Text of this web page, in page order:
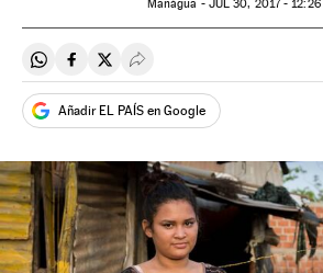
Manágua - JUL 30, 2017 - 12:26
Compartir en Whatsapp
Compartir en Facebook
Compartir en Twitter
Desplegar Redes Sociales
Añadir EL PAÍS en Google